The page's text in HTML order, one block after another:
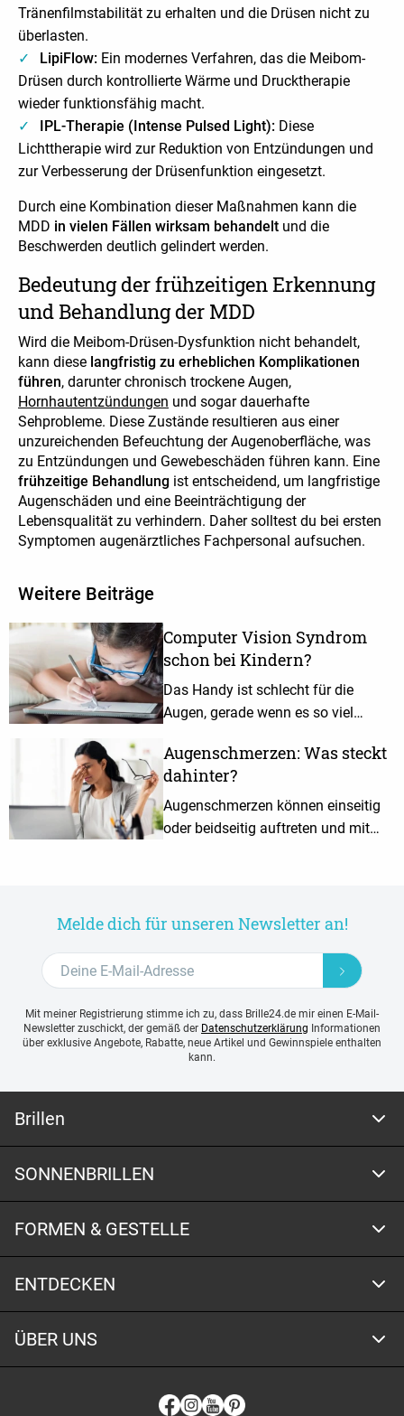
Tränenfilmstabilität zu erhalten und die Drüsen nicht zu
überlasten.
LipiFlow: Ein modernes Verfahren, das die Meibom-
Drüsen durch kontrollierte Wärme und Drucktherapie
wieder funktionsfähig macht.
IPL-Therapie (Intense Pulsed Light): Diese
Lichttherapie wird zur Reduktion von Entzündungen und
zur Verbesserung der Drüsenfunktion eingesetzt.
Durch eine Kombination dieser Maßnahmen kann die
MDD in vielen Fällen wirksam behandelt und die
Beschwerden deutlich gelindert werden.
Bedeutung der frühzeitigen Erkennung
und Behandlung der MDD
Wird die Meibom-Drüsen-Dysfunktion nicht behandelt,
kann diese langfristig zu erheblichen Komplikationen
führen, darunter chronisch trockene Augen,
Hornhautentzündungen und sogar dauerhafte
Sehprobleme. Diese Zustände resultieren aus einer
unzureichenden Befeuchtung der Augenoberfläche, was
zu Entzündungen und Gewebeschäden führen kann. Eine
frühzeitige Behandlung ist entscheidend, um langfristige
Augenschäden und eine Beeinträchtigung der
Lebensqualität zu verhindern. Daher solltest du bei ersten
Symptomen augenärztliches Fachpersonal aufsuchen.
Weitere Beiträge
Computer Vision Syndrom
schon bei Kindern?
Das Handy ist schlecht für die
Augen, gerade wenn es so viel
man frühzeitig vor Augen- und
Haltungsschäden schützen.
Augenschmerzen: Was steckt
dahinter?
Augenschmerzen können einseitig
oder beidseitig auftreten und mit
Melde dich für unseren Newsletter an!
Mit meiner Registrierung stimme ich zu, dass Brille24.de mir einen E-Mail-
Newsletter zuschickt, der gemäß der Datenschutzerklärung Informationen
über exklusive Angebote, Rabatte, neue Artikel und Gewinnspiele enthalten
kann.
Brillen
SONNENBRILLEN
FORMEN & GESTELLE
ENTDECKEN
ÜBER UNS